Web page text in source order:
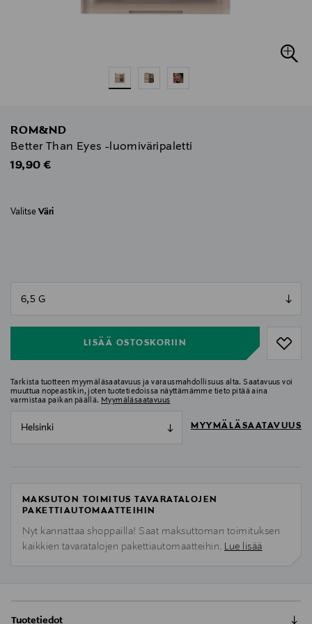
ROM&ND
Better Than Eyes -luomiväripaletti
Original Price
19,90 €
Valitse Väri
LISÄÄ OSTOSKORIIN
Tarkista tuotteen myymäläsaatavuus ja varausmahdollisuus alta. Saatavuus voi
muuttua nopeastikin, joten tuotetiedoissa näyttämämme tieto pitää aina
varmistaa paikan päällä. Myymäläsaatavuus
Helsinki MYYMÄLÄSAATAVUUS
MAKSUTON TOIMITUS TAVARATALOJEN
PAKETTIAUTOMAATTEIHIN
Nyt kannattaa shoppailla! Saat maksuttoman toimituksen
kaikkien tavaratalojen pakettiautomaatteihin. Lue lisää
Tuotetiedot